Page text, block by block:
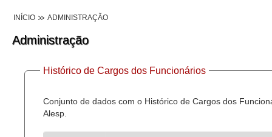
Dados Abertos Alesp
Lei de Acesso à Informação
Dados Governamentais Abertos
Planejamento
Catálogo de dados
INÍCIO ADMINISTRAÇÃO
Administração
Histórico de Cargos dos Funcionários
Conjunto de dados com o Histórico de Cargos dos
Alesp.